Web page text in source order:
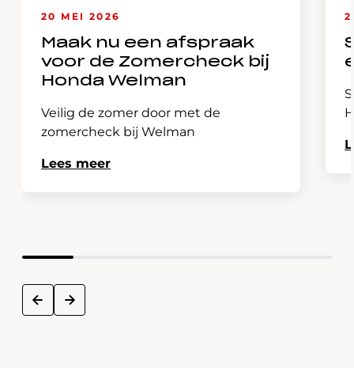
20 MEI 2026
Maak nu een afspraak
voor de Zomercheck bij
Honda Welman
Veilig de zomer door met de
zomercheck bij Welman
Lees meer
prev next